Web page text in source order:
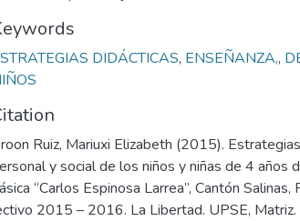
DIDÁCTICAS, ENSEÑANZA,,
Ruiz, Mariuxi Elizabeth (2015).
y social de los niños y niñas de 4 años
“Carlos Espinosa Larrea”, Cantón Salinas,
2015 – 2016. La Libertad. UPSE, Matriz.